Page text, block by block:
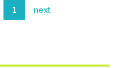
1 next